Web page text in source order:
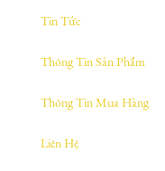
Tin Tức
Thông Tin Sản Phẩm
Thông Tin Mua Hàng
Liên Hệ